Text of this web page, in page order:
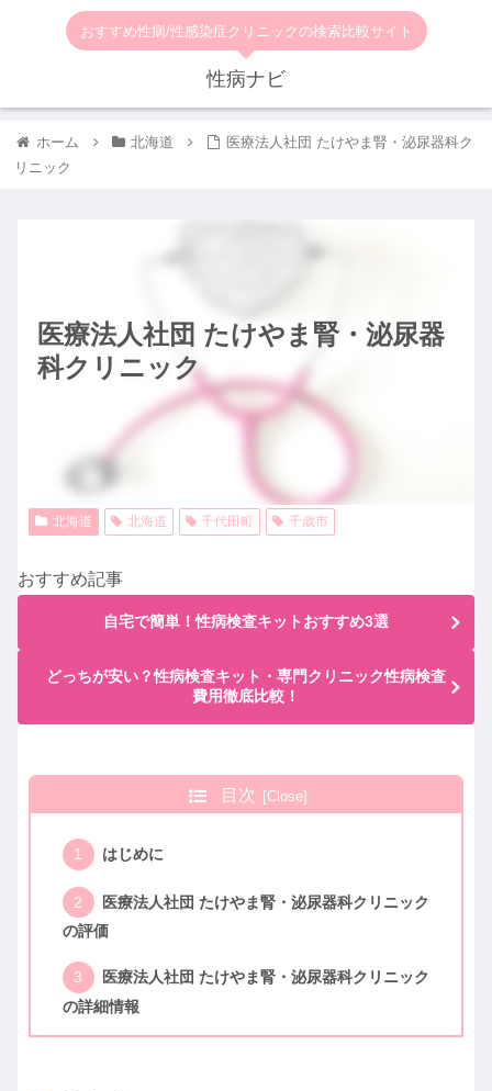
おすすめ性病/性感染症クリニックの検索比較サイト
性病ナビ
ホーム 北海道
医療法人社団 たけやま腎・泌尿器科ク
リニック
医療法人社団 たけやま腎・泌尿器
科クリニック
北海道 北海道 千代田町 千歳市
おすすめ記事
自宅で簡単！性病検査キットおすすめ3選
どっちが安い？性病検査キット・専門クリニック性病検査
費用徹底比較！
目次
はじめに
医療法人社団 たけやま腎・泌尿器科クリニック
の評価
医療法人社団 たけやま腎・泌尿器科クリニック
の詳細情報